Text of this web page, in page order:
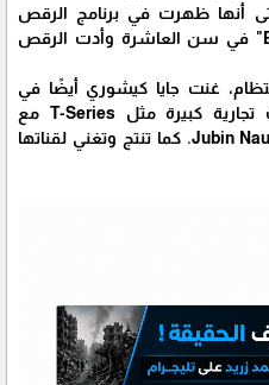
أنها ظهرت في برنامج الرقص
الواقعي الشهير "Boogie Woogie" في سن العاشرة وأدت الرقص
غنت جايا كيشوري أيضًا في
مقاطع فيديو موسيقية لعلامات تجارية كبيرة مثل T-Series مع
مطربين مثل Sonu Nigam وJubin Nautiyal. كما تنتج وتغني لقناتها